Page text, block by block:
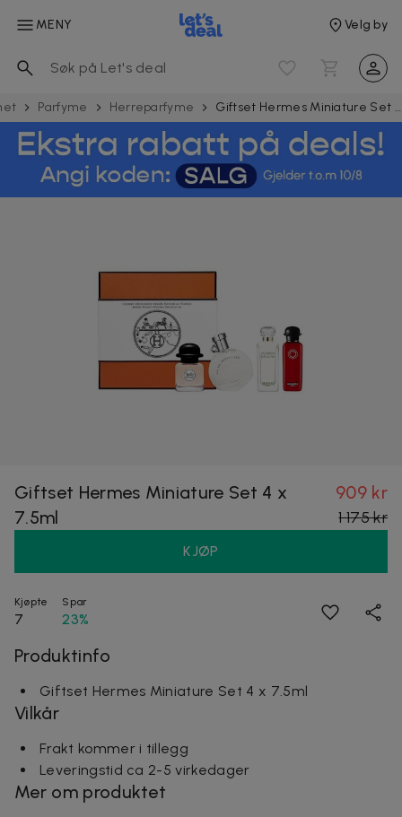
MENY Velg by
Parfyme Herreparfyme Giftset Hermes Miniature Set 4 x 7.5ml
Giftset Hermes Miniature Set 4 x
7.5ml
909 kr
1 175 kr
KJØP
Kjøpte
7
Spar
23%
Produktinfo
Giftset Hermes Miniature Set 4 x 7.5ml
Vilkår
Frakt kommer i tillegg
Leveringstid ca 2-5 virkedager
Mer om produktet